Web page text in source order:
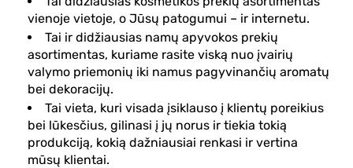
vienoje vietoje, o Jūsų patogumui – ir internetu.
Tai ir didžiausias namų apyvokos prekių
asortimentas, kuriame rasite viską nuo įvairių
valymo priemonių iki namus pagyvinančių aromatų
bei dekoracijų.
Tai vieta, kuri visada įsiklauso į klientų poreikius
bei lūkesčius, gilinasi į jų norus ir tiekia tokią
produkciją, kokią dažniausiai renkasi ir vertina
mūsų klientai.